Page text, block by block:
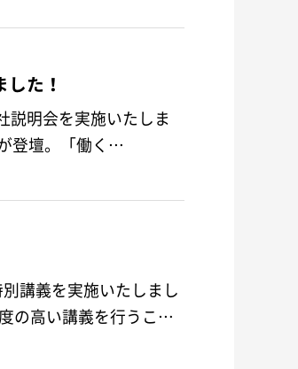
た！
説明会を実施いたしま
が登壇。「働く…
講義を実施いたしまし
の高い講義を行うこと